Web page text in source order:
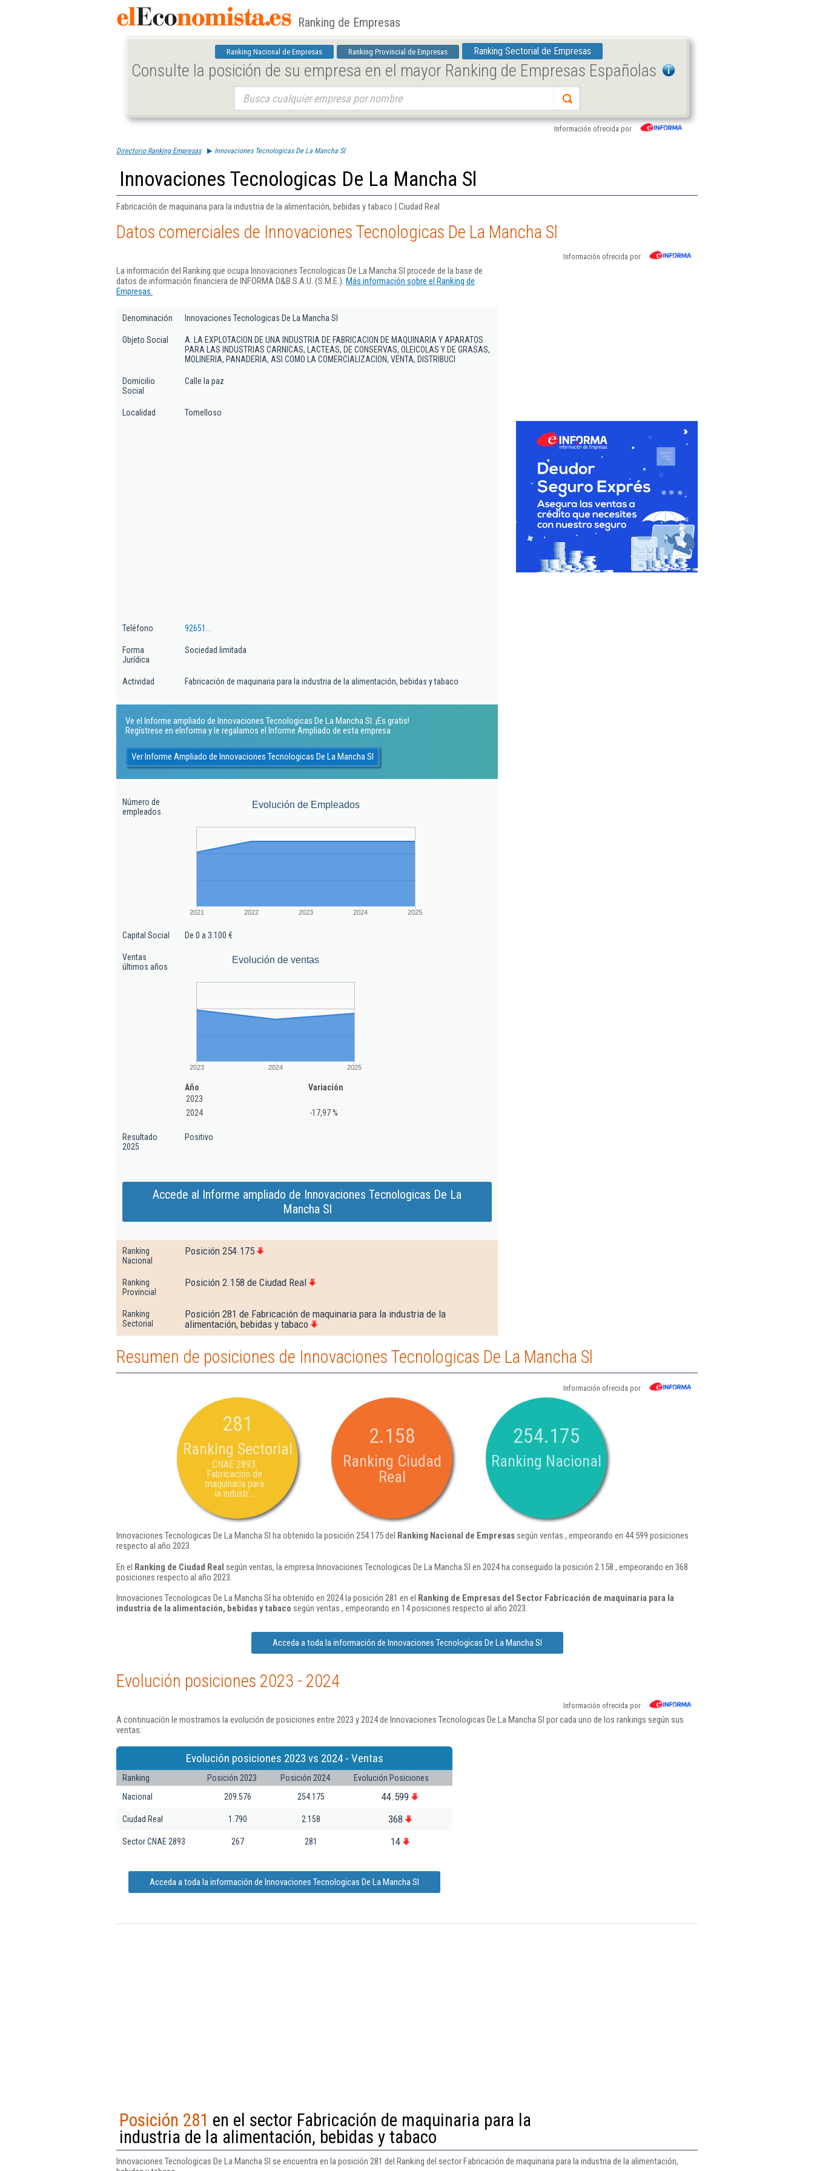
Ranking de Empresas
Ranking Nacional de Empresas Ranking Provincial de Empresas Ranking Sectorial de Empresas
Consulte la posición de su empresa en el mayor Ranking de Empresas Españolas
Información ofrecida por
Directorio Ranking Empresas Innovaciones Tecnologicas De La Mancha Sl
Innovaciones Tecnologicas De La Mancha Sl
Fabricación de maquinaria para la industria de la alimentación, bebidas y tabaco | Ciudad Real
Datos comerciales de Innovaciones Tecnologicas De La Mancha Sl
Información ofrecida por
La información del Ranking que ocupa Innovaciones Tecnologicas De La Mancha Sl procede de la base de
datos de información financiera de INFORMA D&B S.A.U. (S.M.E.). Más información sobre el Ranking de
Empresas.
Denominación Innovaciones Tecnologicas De La Mancha Sl
Objeto Social
A. LA EXPLOTACION DE UNA INDUSTRIA DE FABRICACION DE MAQUINARIA Y APARATOS
PARA LAS INDUSTRIAS CARNICAS, LACTEAS, DE CONSERVAS, OLEICOLAS Y DE GRASAS,
MOLINERIA, PANADERIA, ASI COMO LA COMERCIALIZACION, VENTA, DISTRIBUCI
Domicilio
Social
Calle la paz
Localidad Tomelloso
Teléfono 92651...
Forma
Jurídica
Sociedad limitada
Actividad Fabricación de maquinaria para la industria de la alimentación, bebidas y tabaco
Ve el Informe ampliado de Innovaciones Tecnologicas De La Mancha Sl. ¡Es gratis!
Regístrese en eInforma y le regalamos el Informe Ampliado de esta empresa
Ver Informe Ampliado de Innovaciones Tecnologicas De La Mancha Sl
Número de
empleados
Evolución de Empleados
2021 2022 2023 2024 2025
Capital Social De 0 a 3.100 €
Ventas
últimos años
Evolución de ventas
2023 2024 2025
Año
Variación
2023
2024
-17,97 %
Resultado
2025
Positivo
Accede al Informe ampliado de Innovaciones Tecnologicas De La
Mancha Sl
Ranking
Nacional
Posición 254.175
Ranking
Provincial
Posición 2.158 de Ciudad Real
Ranking
Sectorial
Posición 281 de Fabricación de maquinaria para la industria de la
alimentación, bebidas y tabaco
Resumen de posiciones de Innovaciones Tecnologicas De La Mancha Sl
Información ofrecida por
281
Ranking Sectorial
CNAE 2893:
Fabricación de
maquinaria para
la industr...
2.158
Ranking Ciudad
Real
254.175
Ranking Nacional
Innovaciones Tecnologicas De La Mancha Sl ha obtenido la posición 254.175 del Ranking Nacional de Empresassegún ventas , empeorando en 44.599 posiciones
respecto al año 2023.
En el Ranking de Ciudad Real según ventas, la empresa Innovaciones Tecnologicas De La Mancha Sl en 2024 ha conseguido la posición 2.158 , empeorando en 368
posiciones respecto al año 2023.
Innovaciones Tecnologicas De La Mancha Sl ha obtenido en 2024 la posición 281 en el Ranking de Empresas del Sector Fabricación de maquinaria para la
industria de la alimentación, bebidas y tabaco según ventas , empeorando en 14 posiciones respecto al año 2023.
Acceda a toda la información de Innovaciones Tecnologicas De La Mancha Sl
Evolución posiciones 2023 - 2024
Información ofrecida por
A continuación le mostramos la evolución de posiciones entre 2023 y 2024 de Innovaciones Tecnologicas De La Mancha Sl por cada uno de los rankings según sus
ventas:
Evolución posiciones 2023 vs 2024 - Ventas
Ranking Posición 2023 Posición 2024
Evolución Posiciones
Nacional
209.576 254.175 44.599
Ciudad Real 1.790 2.158 368
Sector CNAE 2893 267 281 14
Acceda a toda la información de Innovaciones Tecnologicas De La Mancha Sl
Posición 281 en el sector Fabricación de maquinaria para la
industria de la alimentación, bebidas y tabaco
Innovaciones Tecnologicas De La Mancha Sl se encuentra en la posición 281 del Ranking del sector Fabricación de maquinaria para la industria de la alimentación,